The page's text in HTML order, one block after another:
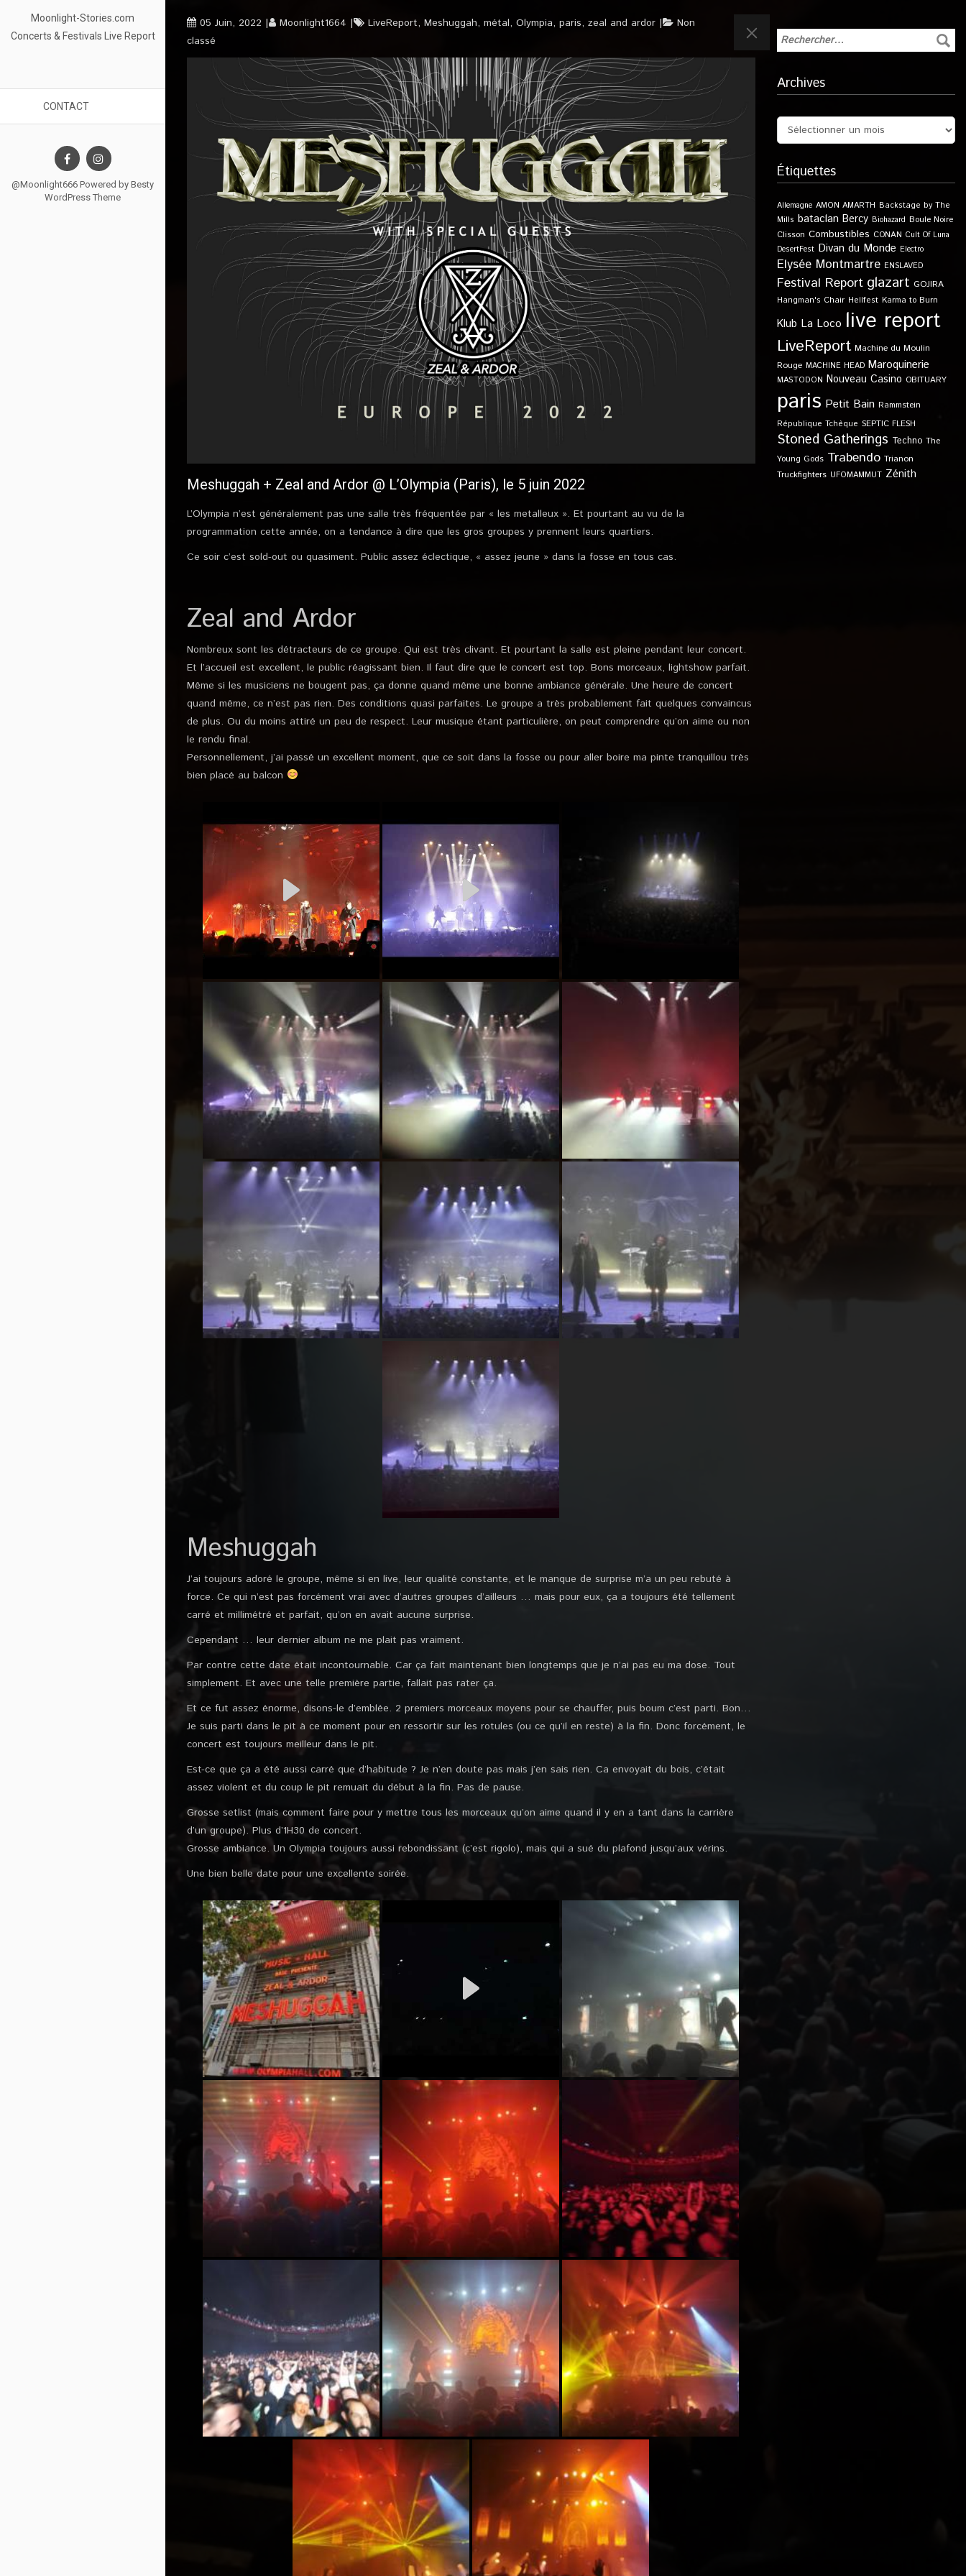
Moonlight-Stories.com
Concerts & Festivals Live Report
CONTACT
@Moonlight666 Powered by Besty
WordPress Theme
05 Juin, 2022 Moonlight1664 LiveReport, Meshuggah, métal, Olympia, paris, zeal and ardor
Non
classé
Meshuggah + Zeal and Ardor @ L’Olympia (Paris), le 5 juin 2022
L’Olympia n’est généralement pas une salle très fréquentée par « les metalleux ». Et pourtant au vu de la
programmation cette année, on a tendance à dire que les gros groupes y prennent leurs quartiers.
Ce soir c’est sold-out ou quasiment. Public assez éclectique, « assez jeune » dans la fosse en tous cas.
Zeal and Ardor
Nombreux sont les détracteurs de ce groupe. Qui est très clivant. Et pourtant la salle est pleine pendant leur concert.
Et l’accueil est excellent, le public réagissant bien. Il faut dire que le concert est top. Bons morceaux, lightshow parfait.
Même si les musiciens ne bougent pas, ça donne quand même une bonne ambiance générale. Une heure de concert
quand même, ce n’est pas rien. Des conditions quasi parfaites. Le groupe a très probablement fait quelques convaincus
de plus. Ou du moins attiré un peu de respect. Leur musique étant particulière, on peut comprendre qu’on aime ou non
le rendu final.
Personnellement, j’ai passé un excellent moment, que ce soit dans la fosse ou pour aller boire ma pinte tranquillou très
bien placé au balcon
Meshuggah
J’ai toujours adoré le groupe, même si en live, leur qualité constante, et le manque de surprise m’a un peu rebuté à
force. Ce qui n’est pas forcément vrai avec d’autres groupes d’ailleurs … mais pour eux, ça a toujours été tellement
carré et millimétré et parfait, qu’on en avait aucune surprise.
Cependant … leur dernier album ne me plait pas vraiment.
Par contre cette date était incontournable. Car ça fait maintenant bien longtemps que je n’ai pas eu ma dose. Tout
simplement. Et avec une telle première partie, fallait pas rater ça.
Et ce fut assez énorme, disons-le d’emblée. 2 premiers morceaux moyens pour se chauffer, puis boum c’est parti. Bon…
Je suis parti dans le pit à ce moment pour en ressortir sur les rotules (ou ce qu’il en reste) à la fin. Donc forcément, le
concert est toujours meilleur dans le pit.
Est-ce que ça a été aussi carré que d’habitude ? Je n’en doute pas mais j’en sais rien. Ca envoyait du bois, c’était
assez violent et du coup le pit remuait du début à la fin. Pas de pause.
Grosse setlist (mais comment faire pour y mettre tous les morceaux qu’on aime quand il y en a tant dans la carrière
d’un groupe). Plus d’1H30 de concert.
Grosse ambiance. Un Olympia toujours aussi rebondissant (c’est rigolo), mais qui a sué du plafond jusqu’aux vérins.
Une bien belle date pour une excellente soirée.
Archives
Étiquettes
Allemagne AMON AMARTH Backstage by The
Mills bataclan Bercy Biohazard Boule Noire
Clisson Combustibles CONAN Cult Of Luna
DesertFest Divan du Monde Electro
Elysée Montmartre ENSLAVED
Festival Report glazart GOJIRA
Hangman's Chair Hellfest Karma to Burn
Klub La Loco live report
LiveReport Machine du Moulin
Rouge MACHINE HEAD Maroquinerie
MASTODON Nouveau Casino OBITUARY
paris Petit Bain Rammstein
République Tchèque SEPTIC FLESH
Stoned Gatherings Techno The
Young Gods Trabendo Trianon
Truckfighters UFOMAMMUT Zénith